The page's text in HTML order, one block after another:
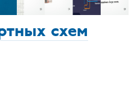
схем